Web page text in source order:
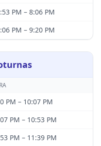
PM – 8:06 PM
PM – 9:20 PM
PM – 10:07 PM
PM – 10:53 PM
PM – 11:39 PM